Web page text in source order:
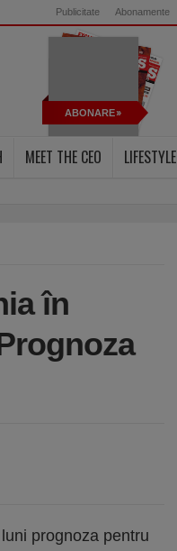
Publicitate Abonamente
ABONARE
MEET THE CEO LIFESTYLE
în
prognoza pentru